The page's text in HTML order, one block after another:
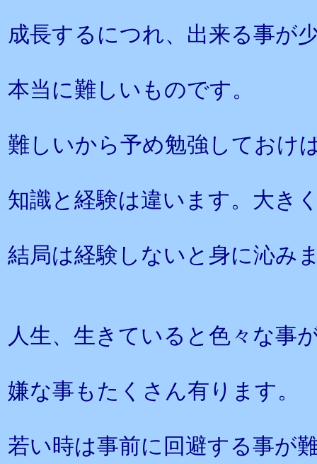
成長するにつれ、出来る事が
本当に難しいものです。
難しいから予め勉強しておけ
知識と経験は違います。大き
結局は経験しないと身に沁み
人生、生きていると色々な事
嫌な事もたくさん有ります。
若い時は事前に回避する事が